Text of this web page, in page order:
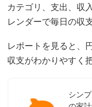
カテゴリ、支出、収
レンダーで毎日の収
レポートを見ると、
収支がわかりやすく
シン